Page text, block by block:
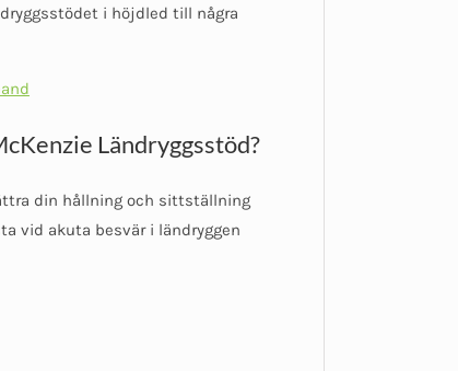
i höjdled till några
Ländryggsstöd?
din hållning och sittställning
vid akuta besvär i ländryggen